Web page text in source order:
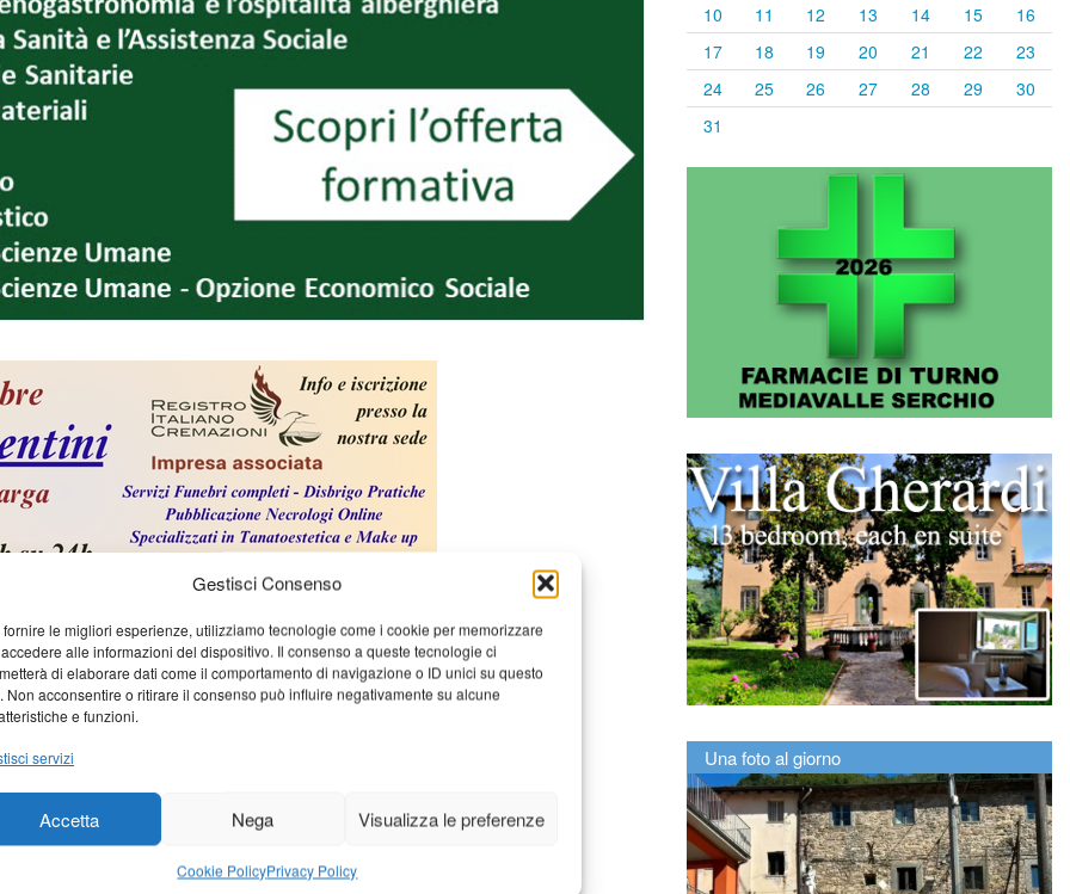
Gestisci Consenso
fornire le migliori esperienze, utilizziamo tecnologie come i cookie per memorizzare
alle informazioni del dispositivo. Il consenso a queste tecnologie ci
di elaborare dati come il comportamento di navigazione o ID unici su questo
Non acconsentire o ritirare il consenso può influire negativamente su alcune
e funzioni.
servizi
Accetta Nega Visualizza le preferenze
Cookie PolicyPrivacy Policy
10
11 12 13 14 15
16
17
18 19 20 21 22
23
24
25 26 27 28 29
30
31
Una foto al giorno